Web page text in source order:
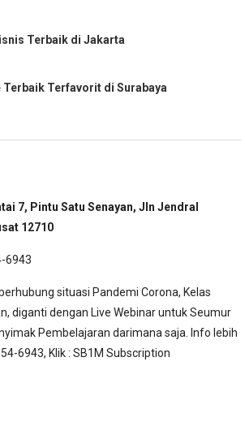
Terbaik di Jakarta
Terbaik Terfavorit di Surabaya
7, Pintu Satu Senayan, Jln Jendral
12710
6943
situasi Pandemi Corona, Kelas
diganti dengan Live Webinar untuk Seumur
Pembelajaran darimana saja. Info lebih
6943, Klik :SB1M Subscription